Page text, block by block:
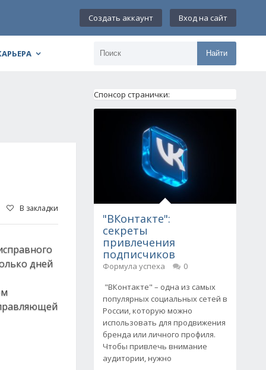
Создать аккаунт Вход на сайт
Найти
В закладки
дней
Спонсор странички:
"ВКонтакте":
секреты
привлечения
подписчиков
Формула успеха
0
"ВКонтакте" – одна из самых
популярных социальных сетей в
России, которую можно
использовать для продвижения
бренда или личного профиля.
Чтобы привлечь внимание
аудитории, нужно